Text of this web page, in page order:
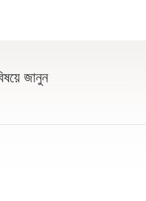
জানুন